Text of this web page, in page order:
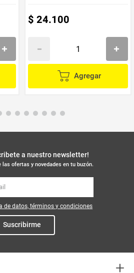
$ 24.100
Agregar
a nuestro newsletter!
las ofertas y novedades en tu buzón.
de datos, términos y condiciones
Suscribirme
+